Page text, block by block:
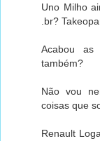
Uno Milho
.br?
Acabou
também?
Não vou
coisas que
Renault